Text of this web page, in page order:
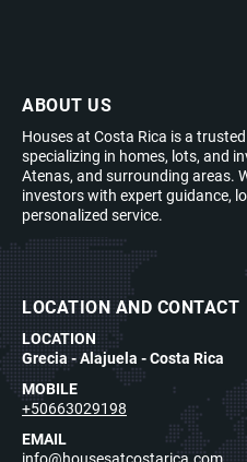
ABOUT US
Houses at Costa Rica is a
specializing in homes, lots, and
Atenas, and surrounding areas.
investors with expert guidance,
personalized service.
LOCATION AND CONTACT
LOCATION
Grecia - Alajuela - Costa Rica
MOBILE
+50663029198
EMAIL